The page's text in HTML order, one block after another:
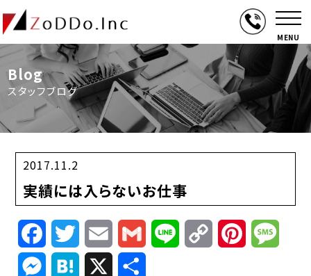
MENU
Blog
スタッフブログ
2017.11.2
実績には入らないお仕事
FacebookTwitterEmail Gmail Line
Copy
Link
Pinterest
Messenger
Hatena